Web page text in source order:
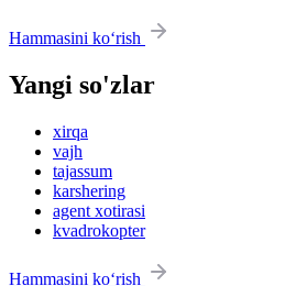
Hammasini ko‘rish
Yangi so'zlar
xirqa
vajh
tajassum
karshering
agent xotirasi
kvadrokopter
Hammasini ko‘rish